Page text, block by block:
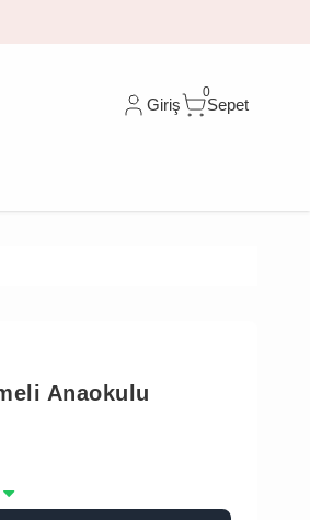
Giriş
0
Sepet
Anaokulu